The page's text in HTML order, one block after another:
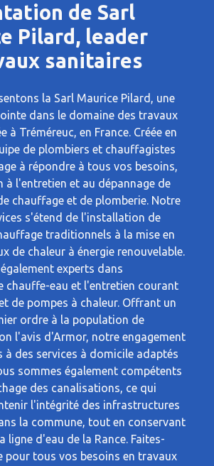
de Sarl
Pilard, leader
sanitaires
la Sarl Maurice Pilard, une
dans le domaine des travaux
à Tréméreuc, en France. Créée en
de plombiers et chauffagistes
à répondre à tous vos besoins,
à l'entretien et au dépannage de
chauffage et de plomberie. Notre
s'étend de l'installation de
traditionnels à la mise en
de chaleur à énergie renouvelable.
experts dans
chauffe-eau et l'entretien courant
de pompes à chaleur. Offrant un
ordre à la population de
l'avis d'Armor, notre engagement
à des services à domicile adaptés
sommes également compétents
des canalisations, ce qui
l'intégrité des infrastructures
la commune, tout en conservant
ligne d'eau de la Rance. Faites-
pour tous vos besoins en travaux